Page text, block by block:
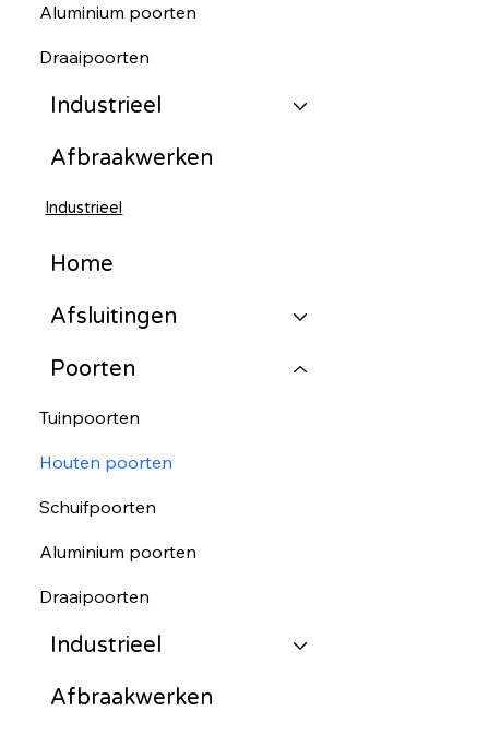
Aluminium poorten
Draaipoorten
Industrieel
Afbraakwerken
Industrieel
Home
Afsluitingen
Poorten
Tuinpoorten
Houten poorten
Schuifpoorten
Aluminium poorten
Draaipoorten
Industrieel
Afbraakwerken